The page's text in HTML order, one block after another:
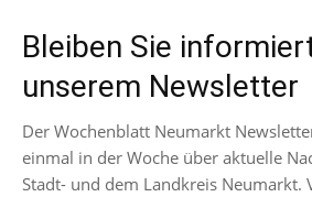
Bleiben Sie
unserem Newsletter
Der Wochenblatt Neumarkt
einmal in der Woche über aktuelle
Stadt- und dem Landkreis Neumarkt.